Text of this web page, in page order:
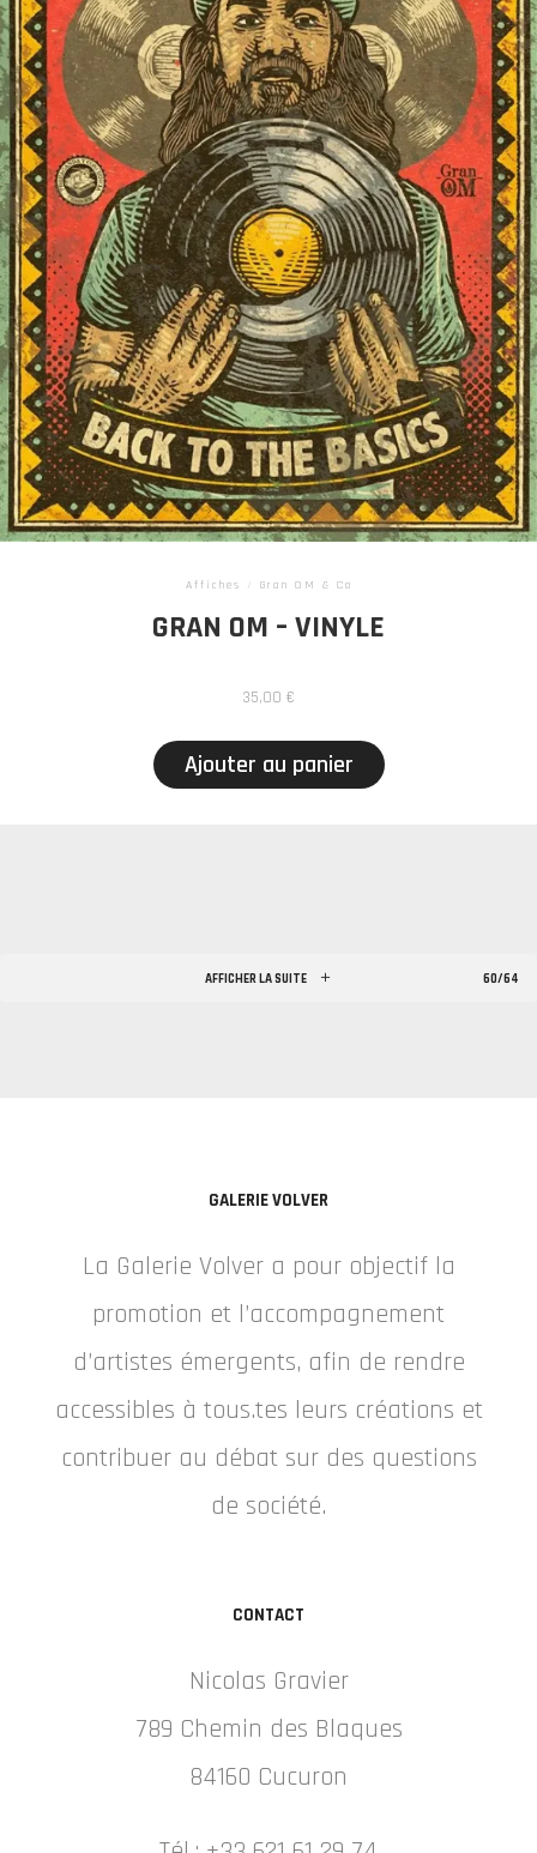
Affiches Gran OM & Co
GRAN OM – VINYLE
35,00 €
Ajouter au panier
AFFICHER LA SUITE 60/64
GALERIE VOLVER
La Galerie Volver a pour objectif la
promotion et l’accompagnement
d’artistes émergents, afin de rendre
accessibles à tous.tes leurs créations et
contribuer au débat sur des questions
de société.
CONTACT
Nicolas Gravier
789 Chemin des Blaques
84160 Cucuron